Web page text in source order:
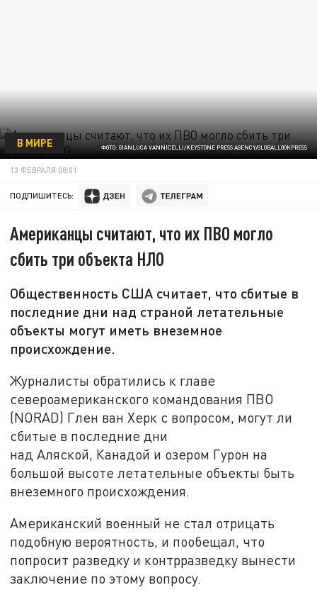
ФОТО: GIANLUCA VANNICELLI/KEYSTONE PRESS AGENCY/GLOBALLOOKPRESS
В МИРЕ
13 ФЕВРАЛЯ 08:01
ПОДПИШИТЕСЬ:
Американцы считают, что их ПВО могло
сбить три объекта НЛО
Общественность США считает, что сбитые в
последние дни над страной летательные
объекты могут иметь внеземное
происхождение.
Журналисты обратились к главе
североамериканского командования ПВО
(NORAD) Глен ван Херк с вопросом, могут ли
сбитые в последние дни
над Аляской, Канадой и озером Гурон на
большой высоте летательные объекты быть
внеземного происхождения.
Американский военный не стал отрицать
подобную вероятность, и пообещал, что
попросит разведку и контрразведку вынести
заключение по этому вопросу.